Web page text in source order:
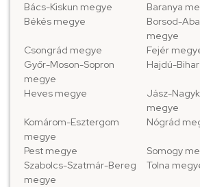
Bács-Kiskun megye
Baranya
Békés megye
Borsod-
megye
Csongrád megye
Fejér
Győr-Moson-Sopron
megye
Hajdú-
Heves megye
Jász-
megye
Komárom-Esztergom
megye
Nógrád
Pest megye
Somogy
Szabolcs-Szatmár-Bereg
megye
Tolna